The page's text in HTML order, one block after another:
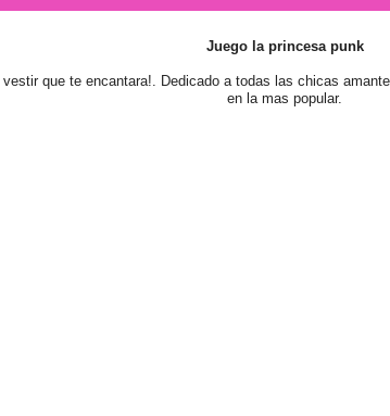
Juego la princesa punk
que te encantara!. Dedicado a todas las chicas
en la mas popular.